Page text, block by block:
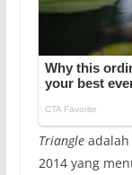
Triangleadalah
2014 yang